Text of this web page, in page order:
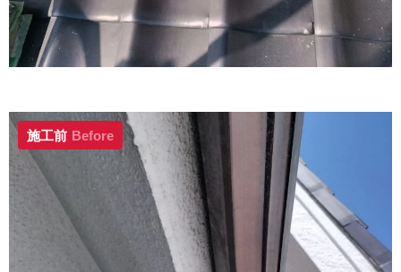
施工前 Before